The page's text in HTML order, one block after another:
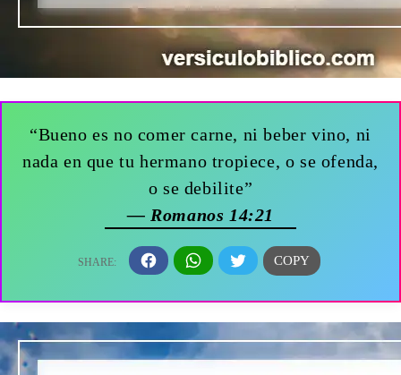
“Bueno es no comer carne, ni beber vino, ni
nada en que tu hermano tropiece, o se ofenda,
o se debilite”
— Romanos 14:21